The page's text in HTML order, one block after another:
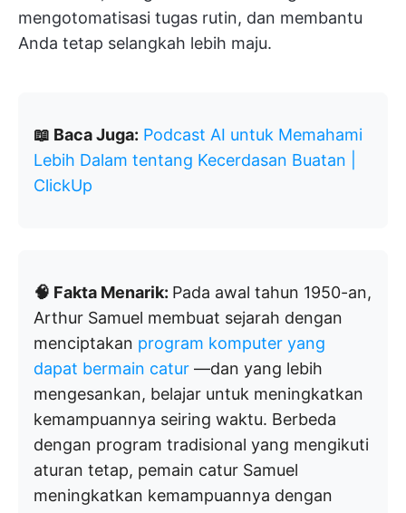
mengotomatisasi tugas rutin, dan membantu
Anda tetap selangkah lebih maju.
📖 Baca Juga: Podcast AI untuk Memahami
Lebih Dalam tentang Kecerdasan Buatan |
ClickUp
🧠 Fakta Menarik: Pada awal tahun 1950-an,
Arthur Samuel membuat sejarah dengan
menciptakan program komputer yang
dapat bermain catur —dan yang lebih
mengesankan, belajar untuk meningkatkan
kemampuannya seiring waktu. Berbeda
dengan program tradisional yang mengikuti
aturan tetap, pemain catur Samuel
meningkatkan kemampuannya dengan